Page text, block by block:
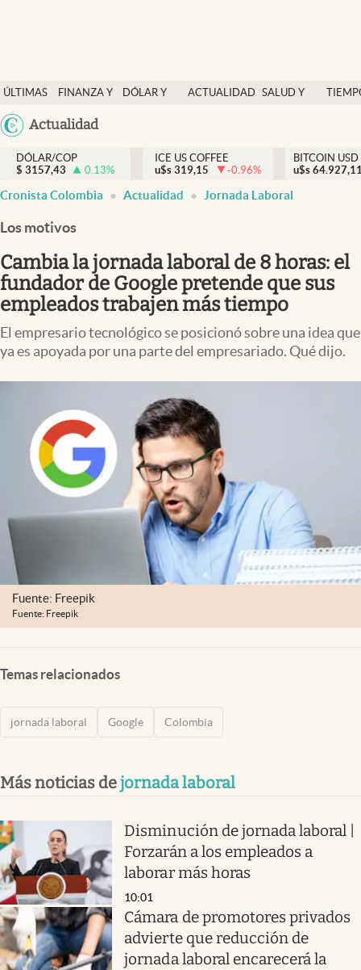
ÚLTIMAS
NOTICIAS
FINANZA Y
DÓLAR Y
ACTUALIDAD SALUD Y
México
Actualidad
Salud y nutrición
Vida espiritual
Actualidad
Colombia
DÓLAR/COP
$ 3157,43 0.13%
ICE US COFFEE
u$s 319,15 -0.96%
BITCOIN USD
u$s
Cronista Colombia Actualidad Jornada Laboral
Los motivos
Cambia la jornada laboral de 8 horas: el
fundador de Google pretende que sus
empleados trabajen más tiempo
El empresario tecnológico se posicionó sobre una idea que
ya es apoyada por una parte del empresariado. Qué dijo.
Fuente: Freepik
Fuente: Freepik
Temas relacionados
jornada laboral Google Colombia
Más noticias dejornada laboral
Disminución de jornada laboral |
Forzarán a los empleados a
laborar más horas
10:01
Cámara de promotores privados
advierte que reducción de
jornada laboral encarecerá la